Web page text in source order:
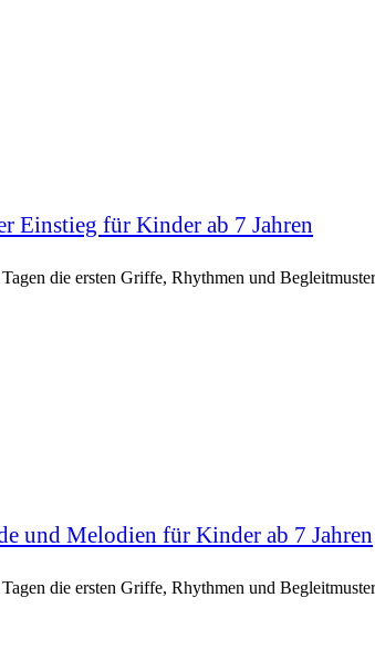
Einstieg für Kinder ab 7 Jahren
die ersten Griffe, Rhythmen und
und Melodien für Kinder ab 7 Jahren
die ersten Griffe, Rhythmen und